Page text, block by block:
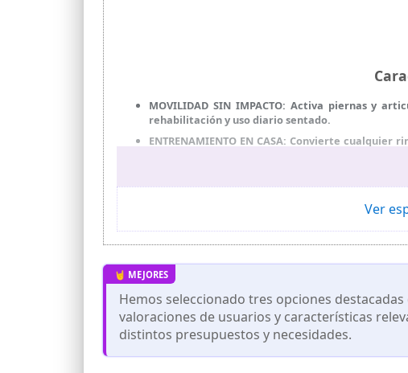
MOVILIDAD SIN IMPACTO: Activa piernas y
rehabilitación y uso diario sentado.
ENTRENAMIENTO EN CASA: Convierte
PROGRESO A TU RITMO: Ajusta el esfuerzo
AHORA y recupera movilidad cada día
CÓMODO Y VERSÁTIL: Úsalo frente a la
GARANTÍA DE SATISFACCIÓN: Compra con
atención y solución ante cualquier incidencia.
Ver
Hemos seleccionado tres opciones
valoraciones de usuarios y características
distintos presupuestos y necesidades.